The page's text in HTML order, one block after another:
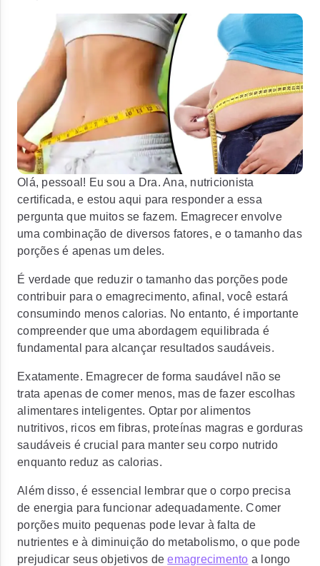
Olá, pessoal! Eu sou a Dra. Ana, nutricionista
certificada, e estou aqui para responder a essa
pergunta que muitos se fazem. Emagrecer envolve
uma combinação de diversos fatores, e o tamanho das
porções é apenas um deles.
É verdade que reduzir o tamanho das porções pode
contribuir para o emagrecimento, afinal, você estará
consumindo menos calorias. No entanto, é importante
compreender que uma abordagem equilibrada é
fundamental para alcançar resultados saudáveis.
Exatamente. Emagrecer de forma saudável não se
trata apenas de comer menos, mas de fazer escolhas
alimentares inteligentes. Optar por alimentos
nutritivos, ricos em fibras, proteínas magras e gorduras
saudáveis é crucial para manter seu corpo nutrido
enquanto reduz as calorias.
Além disso, é essencial lembrar que o corpo precisa
de energia para funcionar adequadamente. Comer
porções muito pequenas pode levar à falta de
nutrientes e à diminuição do metabolismo, o que pode
prejudicar seus objetivos deemagrecimento a longo